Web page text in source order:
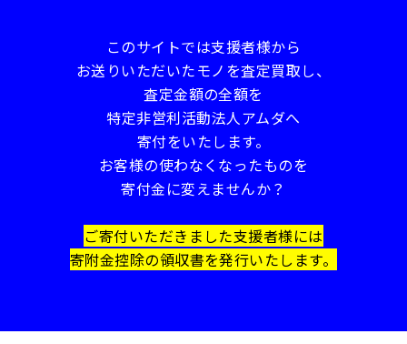
このサイトでは支援者様から
お送りいただいたモノを査定買取し、
査定金額の全額を
特定非営利活動法人アムダへ
寄付をいたします。
お客様の使わなくなったものを
寄付金に変えませんか？
ご寄付いただきました支援者様には
寄附金控除の領収書を発行いたします。